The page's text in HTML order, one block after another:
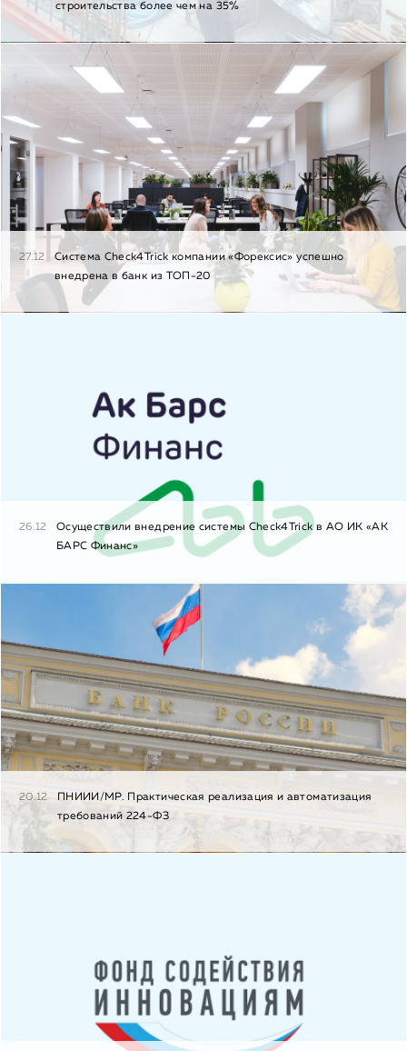
строительства более чем на 35%
27.12
Система Check4Trick компании «Форексис» успешно
внедрена в банк из ТОП-20
26.12
Осуществили внедрение системы Check4Trick в АО ИК «АК
БАРС Финанс»
20.12
ПНИИИ/МР. Практическая реализация и автоматизация
требований 224-ФЗ